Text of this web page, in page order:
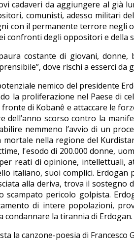
cadaveri da aggiungere al già
comunisti, adesso militari
con il permanente terrore negli
confronti degli oppositori e della
costante di giovani,
dove rischi a esserci
nemico del presidente
la proliferazione nel Paese di
di Kobanê e attaccare le
dell’anno scorso contro la
nemmeno l’avvio di un
nella regione del
l'esodo di 200.000 donne,
reati di opinione, intellettuali,
italiano, suoi complici.
alla deriva, trova il sostegno
scampato pericolo golpista.
di intere popolazioni,
condannare la tirannia di Erdogan.
la canzone-poesia di Francesco